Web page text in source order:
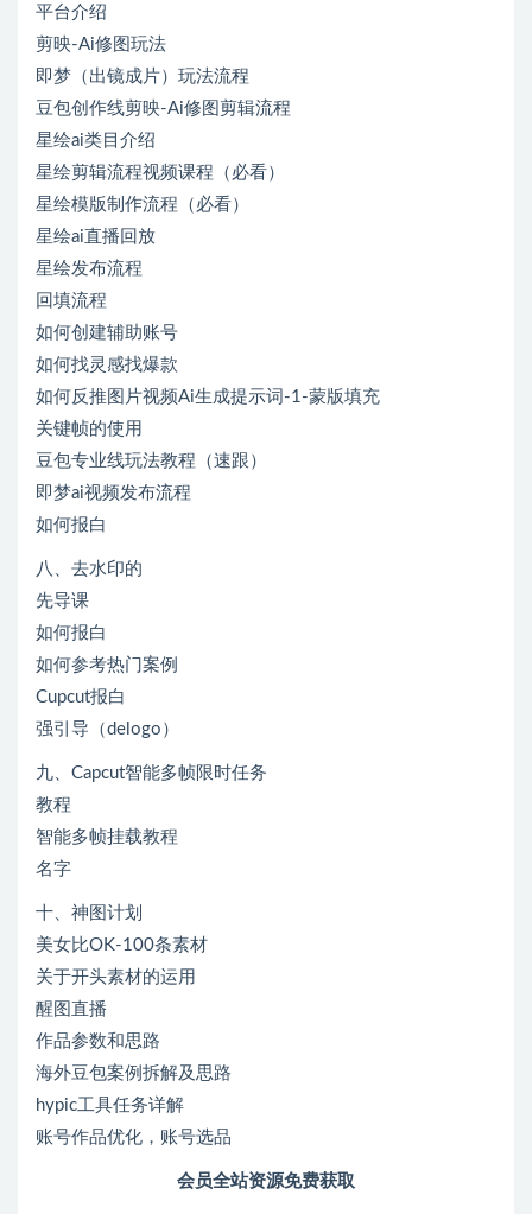
平台介绍
剪映-Ai修图玩法
即梦（出镜成片）玩法流程
豆包创作线剪映-Ai修图剪辑流程
星绘ai类目介绍
星绘剪辑流程视频课程（必看）
星绘模版制作流程（必看）
星绘ai直播回放
星绘发布流程
回填流程
如何创建辅助账号
如何找灵感找爆款
如何反推图片视频Ai生成提示词-1-蒙版填充
关键帧的使用
豆包专业线玩法教程（速跟）
即梦ai视频发布流程
如何报白
八、去水印的
先导课
如何报白
如何参考热门案例
Cupcut报白
强引导（delogo）
九、Capcut智能多帧限时任务
教程
智能多帧挂载教程
名字
十、神图计划
美女比OK-100条素材
关于开头素材的运用
醒图直播
作品参数和思路
海外豆包案例拆解及思路
hypic工具任务详解
账号作品优化，账号选品
会员全站资源免费获取